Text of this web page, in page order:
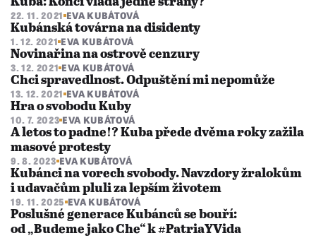
22. 11. 2021 EVA KUBÁTOVÁ
Kubánská továrna na disidenty
1. 12. 2021 EVA KUBÁTOVÁ
Novinařina na ostrově cenzury
3. 12. 2021 EVA KUBÁTOVÁ
Chci spravedlnost. Odpuštění mi nepomůže
13. 12. 2021 EVA KUBÁTOVÁ
Hra o svobodu Kuby
10. 7. 2023 EVA KUBÁTOVÁ
A letos to padne!? Kuba přede dvěma roky zažila
masové protesty
9. 8. 2023 EVA KUBÁTOVÁ
Kubánci na vorech svobody. Navzdory žralokům
i udavačům pluli za lepším životem
19. 11. 2025 EVA KUBÁTOVÁ
Poslušné generace Kubánců se bouří:
od „Budeme jako Che“ k #PatriaYVida